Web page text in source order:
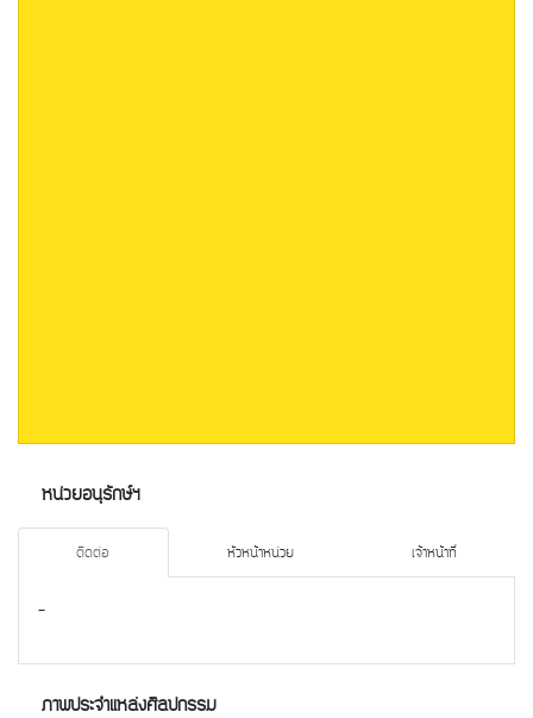
หน่วยอนุรักษ์ฯ
ติดต่อ หัวหน้าหน่วย เจ้าหน้าที่
-
ภาพประจำแหล่งศิลปกรรม